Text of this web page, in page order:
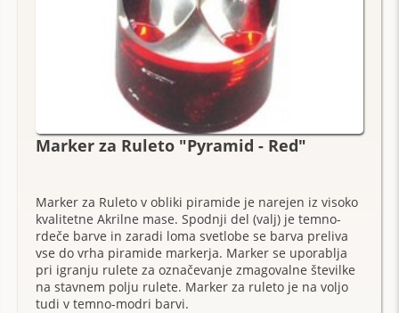
Marker za Ruleto "Pyramid - Red"
Marker za Ruleto v obliki piramide je narejen iz visoko
kvalitetne Akrilne mase. Spodnji del (valj) je temno-
rdeče barve in zaradi loma svetlobe se barva preliva
vse do vrha piramide markerja. Marker se uporablja
pri igranju rulete za označevanje zmagovalne številke
na stavnem polju rulete. Marker za ruleto je na voljo
tudi v temno-modri barvi.